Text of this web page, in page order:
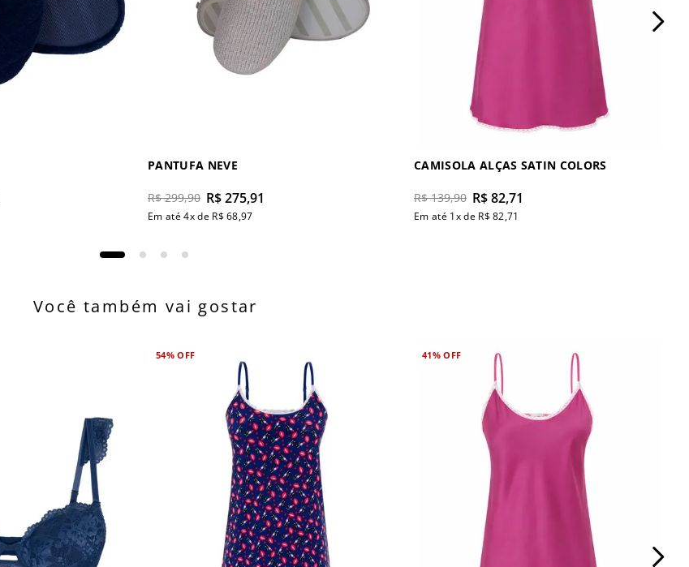
PANTUFA NEVE
R$ 299,90 R$275,91
Em até4x de R$ 68,97
CAMISOLA ALÇAS SATIN COLORS
R$ 139,90 R$82,71
Em até 1x de R$ 82,71
Você também vai gostar
54%OFF 41%OFF